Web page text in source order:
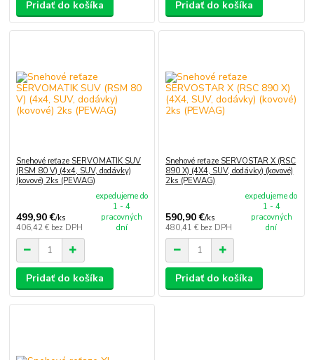
Pridať do košíka Pridať do košíka
Snehové reťaze SERVOMATIK SUV
(RSM 80 V) (4x4, SUV, dodávky)
(kovové) 2ks (PEWAG)
499,90 €/ks
406,42 € bez DPH
expedujeme do
1 - 4
pracovných
dní
Pridať do košíka
Snehové reťaze SERVOSTAR X (RSC
890 X) (4X4, SUV, dodávky) (kovové)
2ks (PEWAG)
590,90 €/ks
480,41 € bez DPH
expedujeme do
1 - 4
pracovných
dní
Pridať do košíka